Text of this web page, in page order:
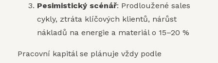
Pesimistický scénář: Prodloužené sales
cykly, ztráta klíčových klientů, nárůst
nákladů na energie a materiál o 15–20 %
Pracovní kapitál se plánuje vždy podle